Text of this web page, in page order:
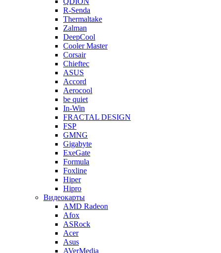
R-Senda
Thermaltake
Zalman
DeepCool
Cooler Master
Corsair
Chieftec
ASUS
Accord
Aerocool
be quiet
In-Win
FRACTAL DESIGN
FSP
GMNG
Gigabyte
ExeGate
Formula
Foxline
Hiper
Hipro
Видеокарты
AMD Radeon
Afox
ASRock
Acer
Asus
AVerMedia